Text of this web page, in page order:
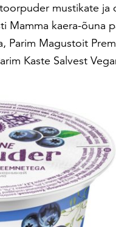
mustikate ja
Mamma kaera-õuna
Parim Magustoit
Kaste Salvest